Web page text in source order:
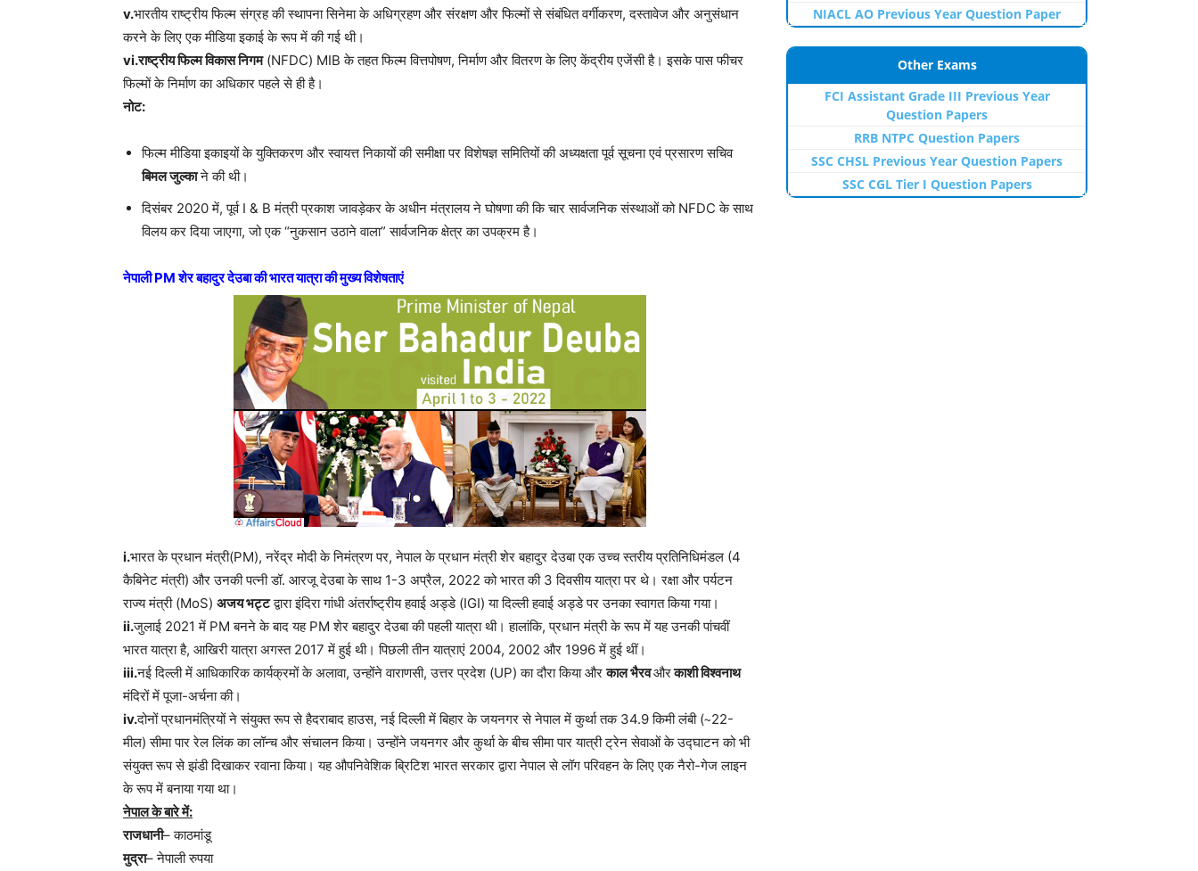
v.भारतीय राष्ट्रीय फिल्म संग्रह की स्थापना सिनेमा के अधिग्रहण और संरक्षण और फिल्मों से संबंधित वर्गीकरण, दस्तावेज और अनुसंधान
करने के लिए एक मीडिया इकाई के रूप में की गई थी।
vi.राष्ट्रीय फिल्म विकास निगम(NFDC) MIB के तहत फिल्म वित्तपोषण, निर्माण और वितरण के लिए केंद्रीय एजेंसी है। इसके पास फीचर
फिल्मों के निर्माण का अधिकार पहले से ही है।
नोट:
फिल्म मीडिया इकाइयों के युक्तिकरण और स्वायत्त निकायों की समीक्षा पर विशेषज्ञ समितियों की अध्यक्षता पूर्व सूचना एवं प्रसारण सचिव
बिमल जुल्काने की थी।
दिसंबर 2020 में, पूर्व I & B मंत्री प्रकाश जावड़ेकर के अधीन मंत्रालय ने घोषणा की कि चार सार्वजनिक संस्थाओं को NFDC के साथ
विलय कर दिया जाएगा, जो एक “नुकसान उठाने वाला” सार्वजनिक क्षेत्र का उपक्रम है।
नेपाली PM शेर बहादुर देउबा की भारत यात्रा की मुख्य विशेषताएं
i.भारत के प्रधान मंत्री(PM), नरेंद्र मोदी के निमंत्रण पर, नेपाल के प्रधान मंत्री शेर बहादुर देउबा एक उच्च स्तरीय प्रतिनिधिमंडल (4
कैबिनेट मंत्री) और उनकी पत्नी डॉ. आरजू देउबा के साथ 1-3 अप्रैल, 2022 को भारत की 3 दिवसीय यात्रा पर थे। रक्षा और पर्यटन
राज्य मंत्री (MoS) अजय भट्टद्वारा इंदिरा गांधी अंतर्राष्ट्रीय हवाई अड्डे (IGI) या दिल्ली हवाई अड्डे पर उनका स्वागत किया गया।
ii.जुलाई 2021 में PM बनने के बाद यह PM शेर बहादुर देउबा की पहली यात्रा थी। हालांकि, प्रधान मंत्री के रूप में यह उनकी पांचवीं
भारत यात्रा है, आखिरी यात्रा अगस्त 2017 में हुई थी। पिछली तीन यात्राएं 2004, 2002 और 1996 में हुई थीं।
iii.नई दिल्ली में आधिकारिक कार्यक्रमों के अलावा, उन्होंने वाराणसी, उत्तर प्रदेश (UP) का दौरा किया औरकाल भैरवऔरकाशी विश्वनाथ
मंदिरों में पूजा-अर्चना की।
iv.दोनों प्रधानमंत्रियों ने संयुक्त रूप से हैदराबाद हाउस, नई दिल्ली में बिहार के जयनगर से नेपाल में कुर्था तक 34.9 किमी लंबी (∼22-
मील) सीमा पार रेल लिंक का लॉन्च और संचालन किया। उन्होंने जयनगर और कुर्था के बीच सीमा पार यात्री ट्रेन सेवाओं के उद्घाटन को भी
संयुक्त रूप से झंडी दिखाकर रवाना किया। यह औपनिवेशिक ब्रिटिश भारत सरकार द्वारा नेपाल से लॉग परिवहन के लिए एक नैरो-गेज लाइन
के रूप में बनाया गया था।
नेपाल के बारे में:
राजधानी– काठमांडू
मुद्रा– नेपाली रुपया
NIACL AO Previous Year Question Paper
Other Exams
FCI Assistant Grade III Previous Year
Question Papers
RRB NTPC Question Papers
SSC CHSL Previous Year Question Papers
SSC CGL Tier I Question Papers